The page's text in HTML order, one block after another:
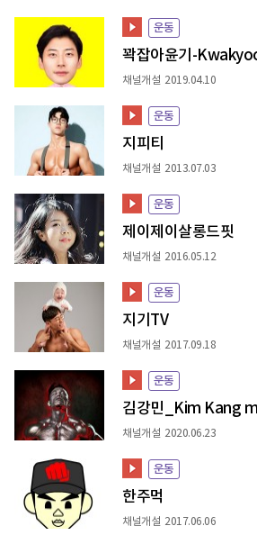
운동
꽉잡아윤기-
채널개설 2019.04.10
운동
지피티
채널개설 2013.07.03
운동
제이제이살롱드핏
채널개설 2016.05.12
운동
지기TV
채널개설 2017.09.18
운동
김강민_Kim Kang
채널개설 2020.06.23
운동
한주먹
채널개설 2017.06.06